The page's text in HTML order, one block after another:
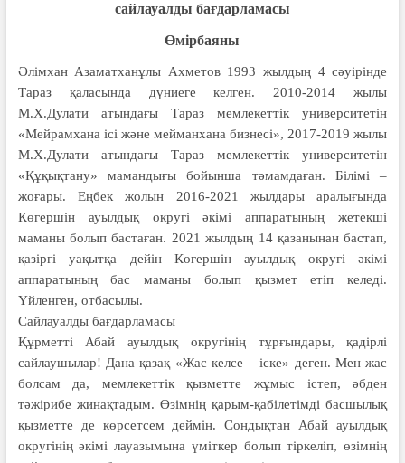
сайлауалды бағдарламасы
Өмірбаяны
Әлімхан Азаматханұлы Ахметов 1993 жылдың 4 сәуірінде
Тараз қаласында дүниеге келген. 2010-2014 жылы
М.Х.Дулати атындағы Тараз мемлекеттік университетін
«Мейрамхана ісі және мейманхана бизнесі», 2017-2019 жылы
М.Х.Дулати атындағы Тараз мемлекеттік университетін
«Құқықтану» мамандығы бойынша тәмамдаған. Білімі –
жоғары. Еңбек жолын 2016-2021 жылдары аралығында
Көгершін ауылдық округі әкімі аппаратының жетекші
маманы болып бастаған. 2021 жылдың 14 қазанынан бастап,
қазіргі уақытқа дейін Көгершін ауылдық округі әкімі
аппаратының бас маманы болып қызмет етіп келеді.
Үйленген, отбасылы.
Сайлауалды бағдарламасы
Құрметті Абай ауылдық округінің тұрғындары, қадірлі
сайлаушылар! Дана қазақ «Жас келсе – іске» деген. Мен жас
болсам да, мемлекеттік қызметте жұмыс істеп, әбден
тәжірибе жинақтадым. Өзімнің қарым-қабілетімді басшылық
қызметте де көрсетсем деймін. Сондықтан Абай ауылдық
округінің әкімі лауазымына үміткер болып тіркеліп, өзімнің